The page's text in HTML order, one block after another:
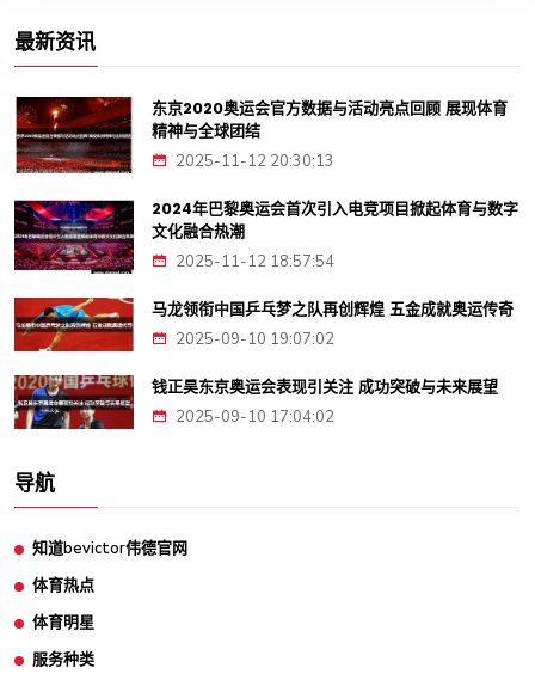
最新资讯
东京2020奥运会官方数据与活动亮点回顾 展现体育
精神与全球团结
2025-11-12 20:30:13
2024年巴黎奥运会首次引入电竞项目掀起体育与数字
文化融合热潮
2025-11-12 18:57:54
马龙领衔中国乒乓梦之队再创辉煌 五金成就奥运传奇
2025-09-10 19:07:02
钱正昊东京奥运会表现引关注 成功突破与未来展望
2025-09-10 17:04:02
导航
知道bevictor伟德官网
体育热点
体育明星
服务种类